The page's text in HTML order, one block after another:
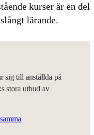
kurser är en del
lärande.
sig till anställda på
stora utbud av